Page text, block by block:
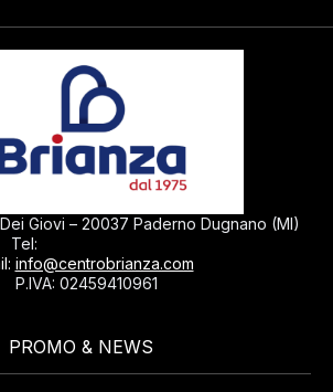
Giovi – 20037 Paderno Dugnano (MI)
Tel:
info@centrobrianza.com
P.IVA: 02459410961
PROMO & NEWS